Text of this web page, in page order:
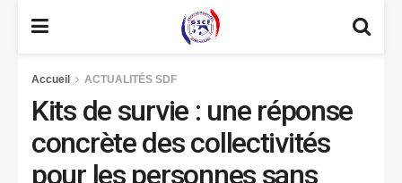
Accueil ACTUALITÉS SDF
Kits de survie : une réponse
concrète des collectivités
pour les personnes sans